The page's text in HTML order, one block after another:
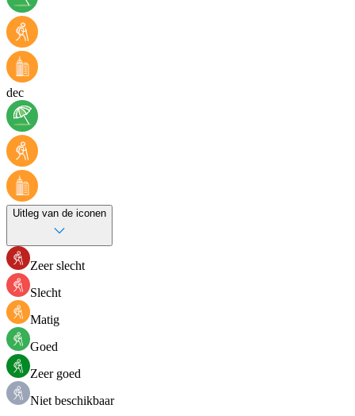
dec
Uitleg van de iconen
Zeer slecht
Slecht
Matig
Goed
Zeer goed
Niet beschikbaar